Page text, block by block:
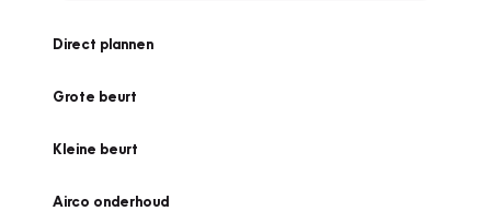
Direct plannen
Grote beurt
Kleine beurt
Airco onderhoud